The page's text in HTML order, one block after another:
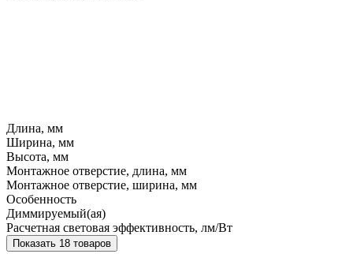
Длина, мм
Ширина, мм
Высота, мм
Монтажное отверстие, длина, мм
Монтажное отверстие, ширина, мм
Особенность
Диммируемый(ая)
Расчетная световая эффективность, лм/Вт
Показать 18 товаров